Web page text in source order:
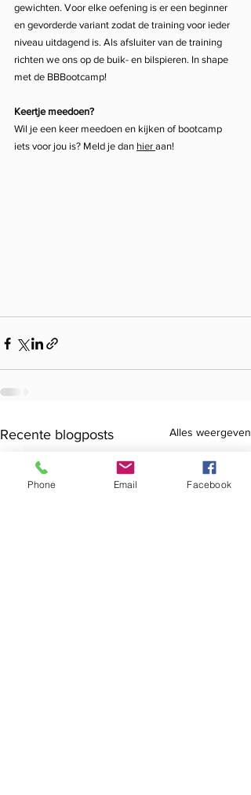
gewichten. Voor elke oefening is er een beginner
en gevorderde variant zodat de training voor ieder
niveau uitdagend is. Als afsluiter van de training
richten we ons op de buik- en bilspieren. In shape
met de BBBootcamp!
Keertje meedoen?
Wil je een keer meedoen en kijken of bootcamp
iets voor jou is? Meld je dan hier aan!
Recente blogposts Alles weergeven
Phone Email Facebook